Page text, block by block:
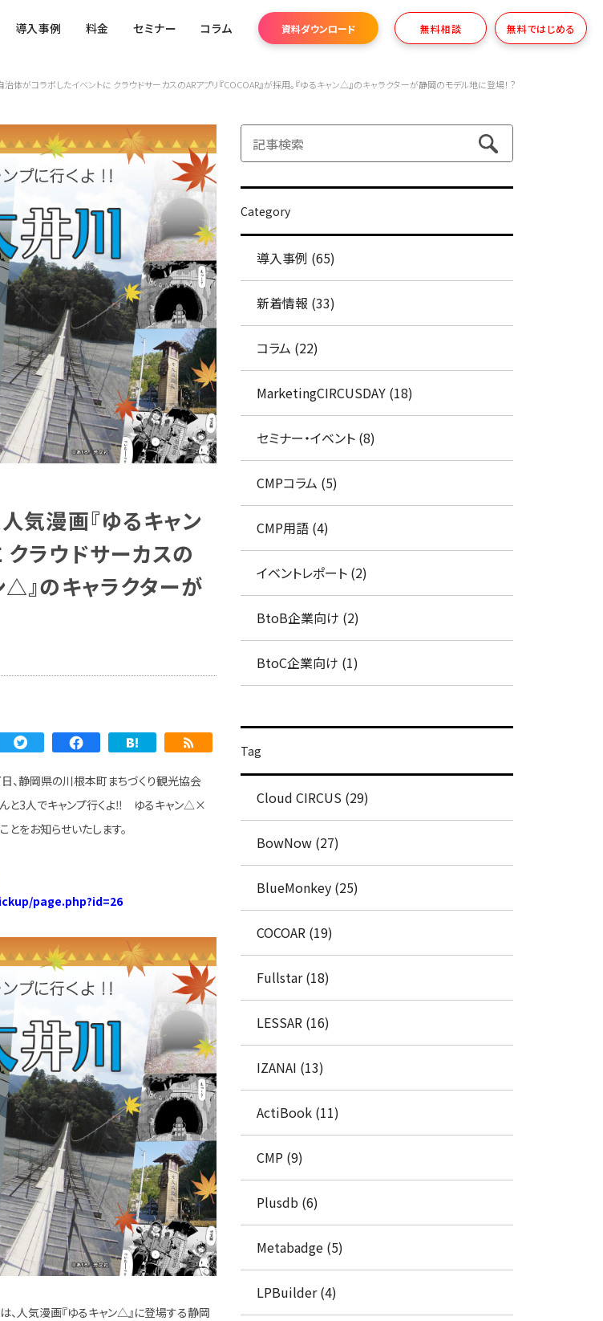
導入事例 料金 セミナー コラム 資料ダウンロード 無料相談 無料ではじめる
がコラボしたイベントに クラウドサーカスのARアプリ『COCOAR』が採用。『ゆるキャン△』のキャラクターが静岡のモデル地に登場！？
気漫画『ゆるキャン
ラウドサーカスの
△』のキャラクターが
、静岡県の川根本町まちづくり観光協会
んと3人でキャンプ行くよ‼ ゆるキャン△×
とをお知らせいたします。
page.php?id=26
、人気漫画『ゆるキャン△』に登場する静岡
Category
導入事例 (65)
新着情報 (33)
コラム (22)
MarketingCIRCUSDAY (18)
セミナー・イベント (8)
CMPコラム (5)
CMP用語 (4)
イベントレポート (2)
BtoB企業向け (2)
BtoC企業向け (1)
Tag
Cloud CIRCUS (29)
BowNow (27)
BlueMonkey (25)
COCOAR (19)
Fullstar (18)
LESSAR (16)
IZANAI (13)
ActiBook (11)
CMP (9)
Plusdb (6)
Metabadge (5)
LPBuilder (4)